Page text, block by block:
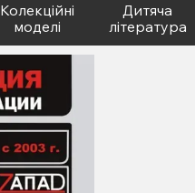
Колекційні
моделі
Дитяча
література